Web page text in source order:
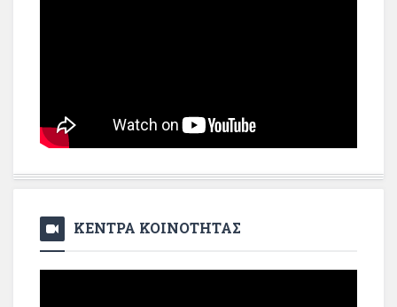
ΚΕΝΤΡΑ ΚΟΙΝΟΤΗΤΑΣ